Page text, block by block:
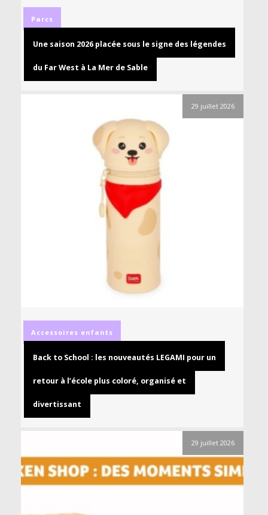
Parcs
Une saison 2026 placée sous le signe des légendes
du Far West à La Mer de Sable
29 juillet 2026
Accessoires enfants
Back to School : les nouveautés LEGAMI pour un
retour à l’école plus coloré, organisé et
divertissant
29 juillet 2026